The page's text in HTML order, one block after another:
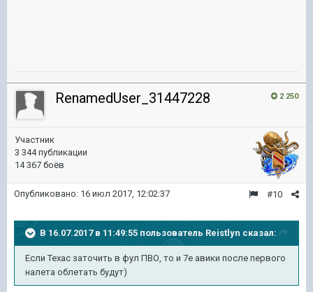
2 250
RenamedUser_31447228
Участник
3 344 публикации
14 367 боёв
#10
Опубликовано: 16 июл 2017, 12:02:37
В 16.07.2017 в 11:49:55 пользователь Reistlyn сказал:
Если Техас заточить в фул ПВО, то и 7е авики после первого
налета облетать будут)